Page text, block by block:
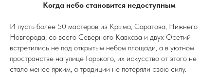
Когда небо становится недоступным
И пусть более 50 мастеров из Крыма, Саратова, Нижнего
Новгорода, со всего Северного Кавказа и двух Осетий
встретились не под открытым небом площади, а в уютном
пространстве на улице Горького, их искусство от этого не
стало менее ярким, а традиции не потеряли свою силу.